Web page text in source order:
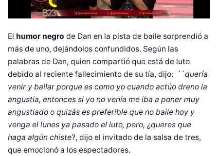
El humor negro de Dan en la pista de baile sorprendió a
más de uno, dejándolos confundidos. Según las
palabras de Dan, quien compartió que está de luto
debido al reciente fallecimiento de su tía, dijo: ´´quería
venir y bailar porque es como yo cuando actúo dreno la
angustia, entonces si yo no venía me iba a poner muy
angustiado o quizás es preferible que no baile hoy y
venga el lunes ya pasado el luto, pero, ¿queres que
haga algún chiste?, dijo el invitado de la salsa de tres,
que emocionó a los espectadores.